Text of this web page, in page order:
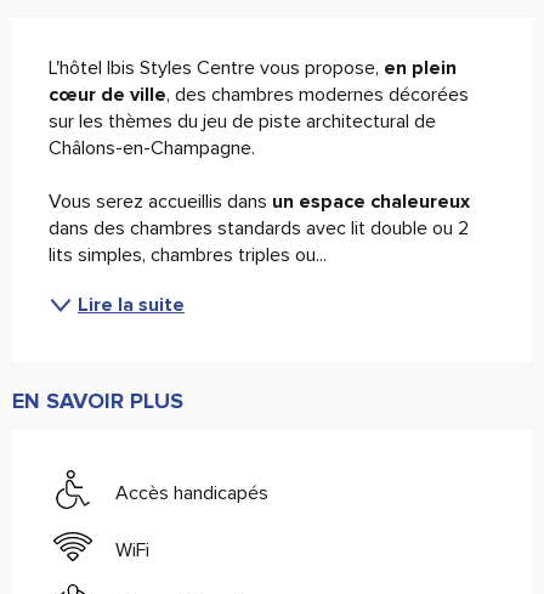
L'hôtel Ibis Styles Centre vous propose, en plein
cœur de ville, des chambres modernes décorées
sur les thèmes du jeu de piste architectural de
Châlons-en-Champagne.
Vous serez accueillis dans
dans des chambres standards avec lit double ou 2
lits simples, chambres triples ou...
Lire la suite
EN SAVOIR PLUS
Accès handicapés
WiFi